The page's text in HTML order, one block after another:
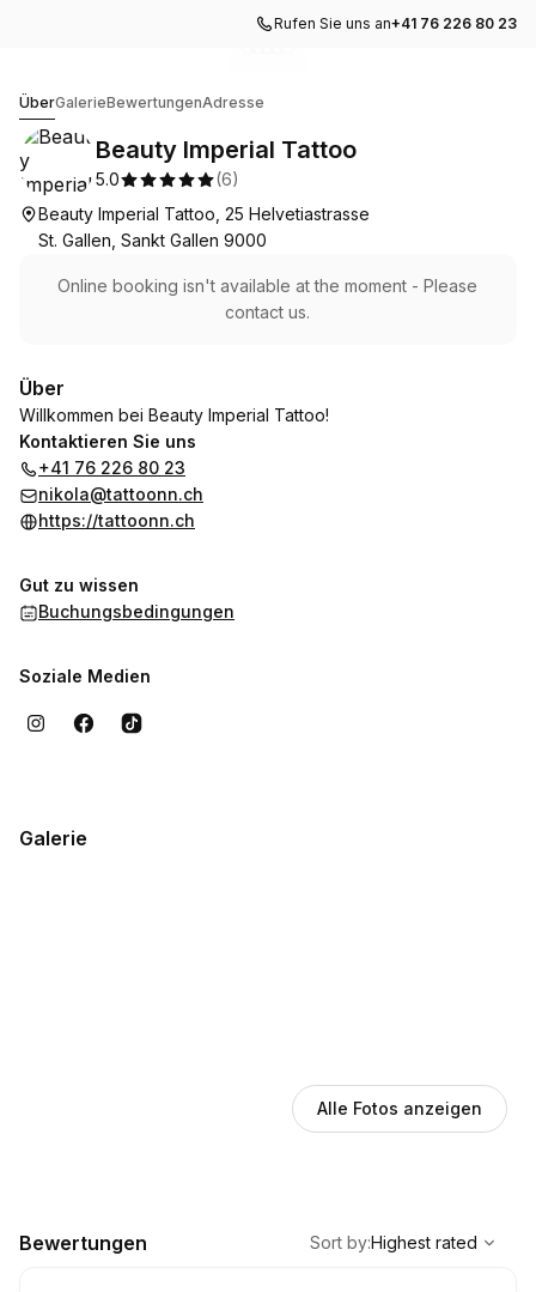
Rufen Sie uns an+41 76 226 80 23
ÜberGalerieBewertungenAdresse
Beauty Imperial Tattoo
5.0 (6)
Beauty Imperial Tattoo, 25 Helvetiastrasse
St. Gallen, Sankt Gallen 9000
Online booking isn't available at the moment - Please
contact us.
Über
Willkommen bei Beauty Imperial Tattoo!
Kontaktieren Sie uns
+41 76 226 80 23
nikola@tattoonn.ch
https://tattoonn.ch
Gut zu wissen
Buchungsbedingungen
Soziale Medien
Galerie
Alle Fotos anzeigen
Bewertungen
Highest rated
Sort by:Highest rated